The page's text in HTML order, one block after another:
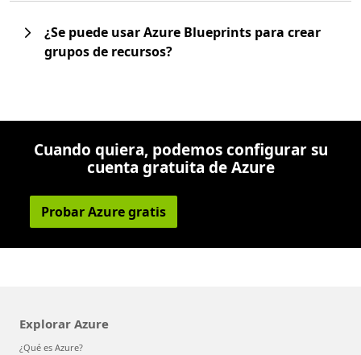
¿Se puede usar Azure Blueprints para crear
grupos de recursos?
Cuando quiera, podemos configurar su
cuenta gratuita de Azure
Probar Azure gratis
Explorar Azure
¿Qué es Azure?